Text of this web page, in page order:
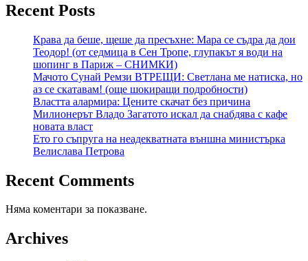
Recent Posts
Крава да беше, щеше да пресъхне: Мара се съдра да дои
Теодор! (от седмица в Сен Тропе, глупакът я води на
шопинг в Париж – СНИМКИ)
Мачото Сунай Ремзи ВТРЕЩИ: Светлана ме натиска, но
аз се скатавам! (още шокиращи подробности)
Властта алармира: Цените скачат без причина
Милионерът Владо Загатото искал да снабдява с кафе
новата власт
Ето го съпруга на неадекватната външна министърка
Велислава Петрова
Recent Comments
Няма коментари за показване.
Archives